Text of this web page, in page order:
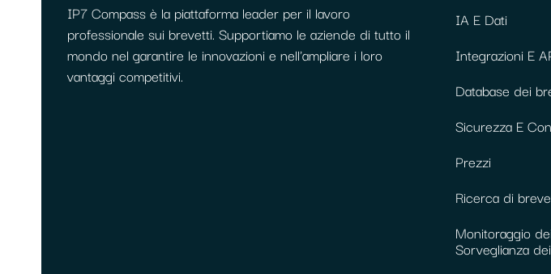
IP7 Compass è la piattaforma leader per il lavoro
professionale sui brevetti. Supportiamo le aziende di tutto il
mondo nel garantire le innovazioni e nell'ampliare i loro
vantaggi competitivi.
IA E Dati
Integrazioni E
Database dei
Sicurezza E
Prezzi
Ricerca di
Monitoraggio
Sorveglianza